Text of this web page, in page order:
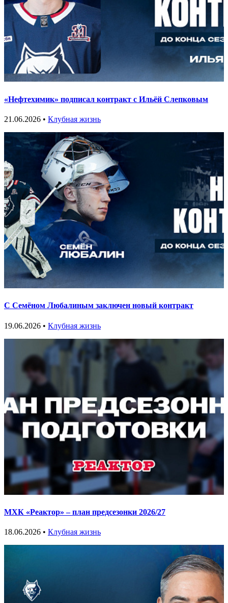
«Нефтехимик» подписал контракт с Ильёй Слепковым
21.06.2026 • Клубная жизнь
С Семёном Любалиным заключен новый контракт
19.06.2026 • Клубная жизнь
МХК «Реактор» – план предсезонки 2026/27
18.06.2026 • Клубная жизнь